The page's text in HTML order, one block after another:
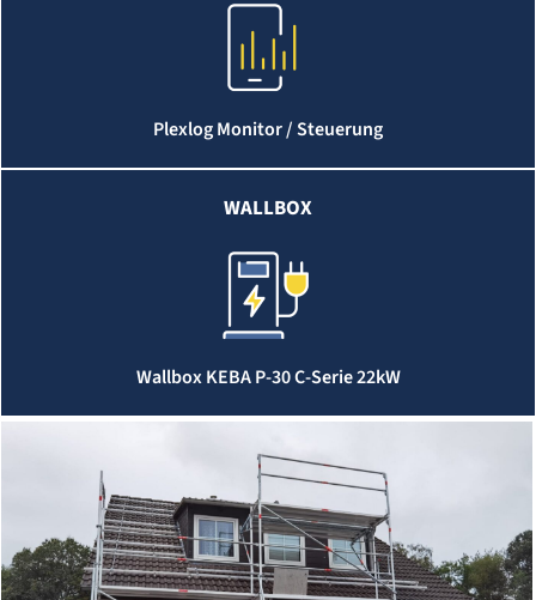
Plexlog Monitor / Steuerung
WALLBOX
Wallbox KEBA P-30 C-Serie 22kW